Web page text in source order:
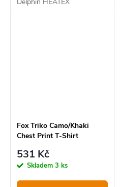
Delphin HEATEX
Fox Triko Camo/Khaki
Chest Print T-Shirt
531 Kč
Skladem 3 ks